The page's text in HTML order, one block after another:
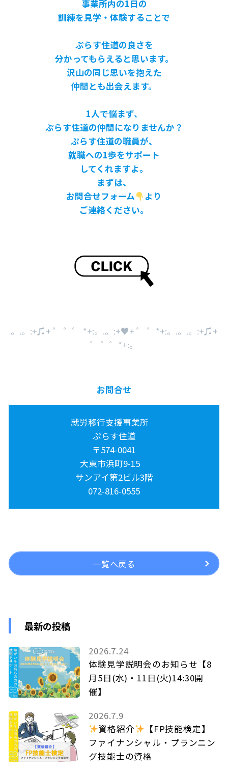
事業所内の1日の
訓練を見学・体験することで
ぷらす住道の良さを
分かってもらえると思います。
沢山の同じ思いを抱えた
仲間とも出会えます。
1人で悩まず、
ぷらす住道の仲間になりませんか？
ぷらす住道の職員が、
就職への1歩をサポート
してくれますよ。
まずは、
お問合せフォーム
より
ご連絡ください。
。.。:+♫+ ゜ ゜゜ *+:。.。:+♥+ ゜ ゜*+:。.。.。:+♫+
゜ ゜゜*+:。
お問合せ
就労移行支援事業所
ぷらす住道
〒574-0041
大東市浜町9-15
サンアイ第2ビル3階
072-816-0555
一覧へ戻る
最新の投稿
2026.7.24
体験見学説明会のお知らせ【8
月5日(水)・11日(火)14:30開
催】
2026.7.9
資格紹介
【FP技能検定】
ファイナンシャル・プランニン
グ技能士の資格